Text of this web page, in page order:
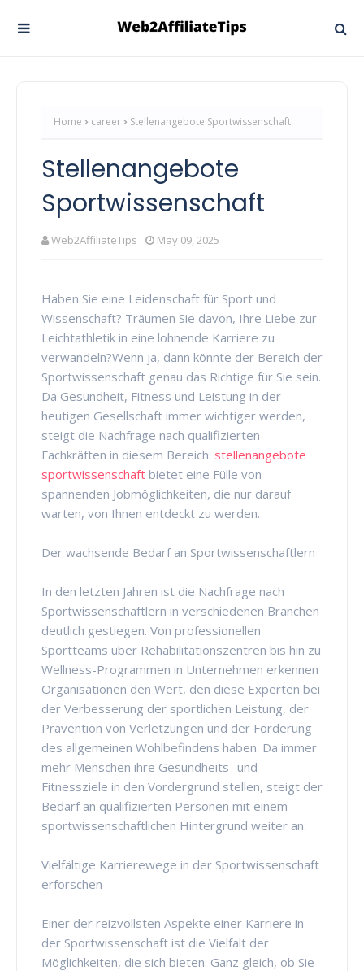
Home career Stellenangebote Sportwissenschaft
Stellenangebote
Sportwissenschaft
Web2AffiliateTips May 09, 2025
Haben Sie eine Leidenschaft für Sport und
Wissenschaft? Träumen Sie davon, Ihre Liebe zur
Leichtathletik in eine lohnende Karriere zu
verwandeln?Wenn ja, dann könnte der Bereich der
Sportwissenschaft genau das Richtige für Sie sein.
Da Gesundheit, Fitness und Leistung in der
heutigen Gesellschaft immer wichtiger werden,
steigt die Nachfrage nach qualifizierten
Fachkräften in diesem Bereich. stellenangebote
sportwissenschaft bietet eine Fülle von
spannenden Jobmöglichkeiten, die nur darauf
warten, von Ihnen entdeckt zu werden.
Der wachsende Bedarf an Sportwissenschaftlern
In den letzten Jahren ist die Nachfrage nach
Sportwissenschaftlern in verschiedenen Branchen
deutlich gestiegen. Von professionellen
Sportteams über Rehabilitationszentren bis hin zu
Wellness-Programmen in Unternehmen erkennen
Organisationen den Wert, den diese Experten bei
der Verbesserung der sportlichen Leistung, der
Prävention von Verletzungen und der Förderung
des allgemeinen Wohlbefindens haben. Da immer
mehr Menschen ihre Gesundheits- und
Fitnessziele in den Vordergrund stellen, steigt der
Bedarf an qualifizierten Personen mit einem
sportwissenschaftlichen Hintergrund weiter an.
Vielfältige Karrierewege in der Sportwissenschaft
erforschen
Einer der reizvollsten Aspekte einer Karriere in
der Sportwissenschaft ist die Vielfalt der
Möglichkeiten, die sich bieten. Ganz gleich, ob Sie